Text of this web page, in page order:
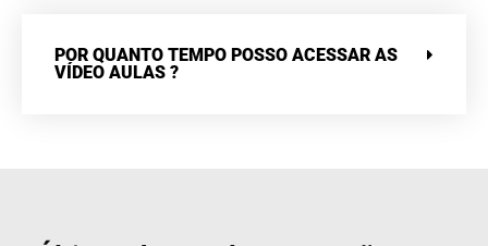
POR QUANTO TEMPO POSSO ACESSAR AS
VÍDEO AULAS ?